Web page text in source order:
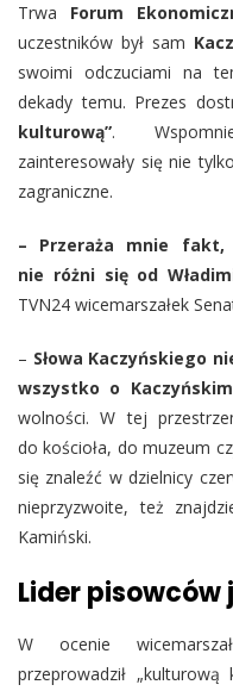
Trwa Forum
uczestników był sam
swoimi odczuciami na
dekady temu. Prezes
kulturową”.
zainteresowały się nie
zagraniczne.
– Przeraża mnie
nie różni się od
TVN24 wicemarszałek
– Słowa Kaczyńskiego
wszystko o
wolności. W tej
do kościoła, do muzeum
się znaleźć w dzielnicy
nieprzyzwoite, też
Kamiński.
Lider pisowców
W ocenie
przeprowadził